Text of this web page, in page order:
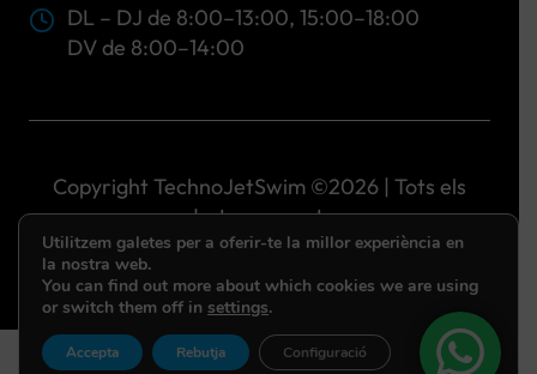
DL – DJ de 8:00–13:00, 15:00–18:00
DV de 8:00–14:00
Copyright TechnoJetSwim ©2026 | Tots els
drets reservats
Utilitzem galetes per a oferir-te la millor experiència en
la nostra web.
You can find out more about which cookies we are using
or switch them off in settings.
Accepta Rebutja Configuració